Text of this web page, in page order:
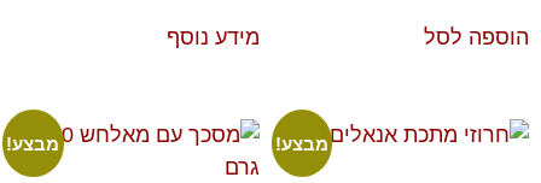
הוספה לסל מידע נוסף
מבצע! מבצע!